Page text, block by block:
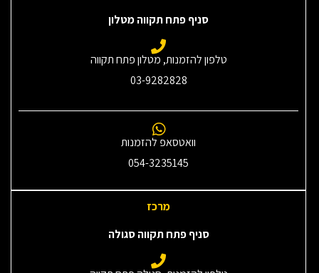
סניף פתח תקווה מטלון
טלפון להזמנות, מטלון פתח תקווה
03-9282828
וואטסאפ להזמנות
054-3235145‎
מרכז
סניף פתח תקווה סגולה